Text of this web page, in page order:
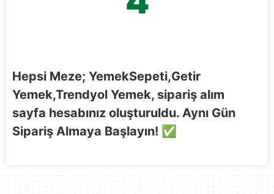
Hepsi Meze; YemekSepeti,Getir
Yemek,Trendyol Yemek, sipariş alım
sayfa hesabınız oluşturuldu. Aynı Gün
Sipariş Almaya Başlayın! ✅